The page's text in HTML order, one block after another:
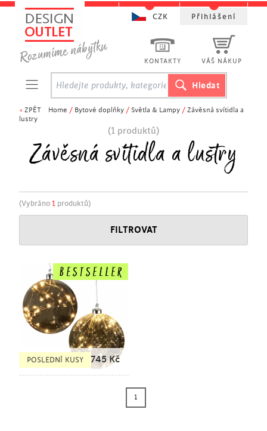
< ZPĚT Home / Bytové doplňky / Světla & Lampy / Závěsná svítidla a
lustry
(1 produktů)
Závěsná svítidla a lustry
(Vybráno 1 produktů)
FILTROVAT
POSLEDNÍ KUSY 745Kč
1
KONTAKTY VÁŠ NÁKUP
CZK Přihlášení